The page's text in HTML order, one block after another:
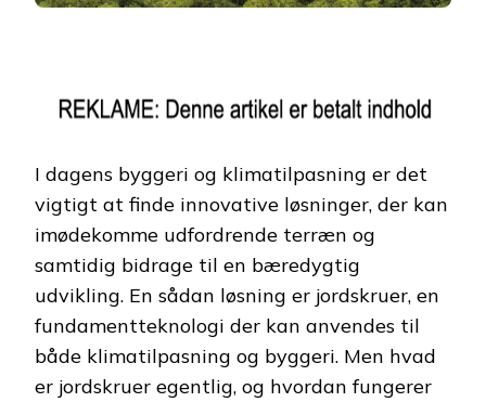
I dagens byggeri og klimatilpasning er det
vigtigt at finde innovative løsninger, der kan
imødekomme udfordrende terræn og
samtidig bidrage til en bæredygtig
udvikling. En sådan løsning er jordskruer, en
fundamentteknologi der kan anvendes til
både klimatilpasning og byggeri. Men hvad
er jordskruer egentlig, og hvordan fungerer